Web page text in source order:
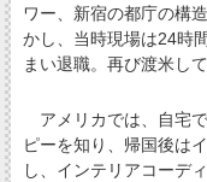
ワー、新宿の都庁の構
かし、当時現場は24時
まい退職。再び渡米し
アメリカでは、自宅
ピーを知り、帰国後は
し、インテリアコーデ